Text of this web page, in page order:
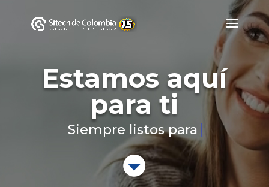
Estamos aquí
para ti
Siempre li